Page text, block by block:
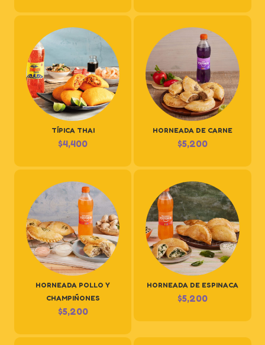
TÍPICA THAI
$4,400
HORNEADA DE CARNE
$5,200
HORNEADA POLLO Y
CHAMPIÑONES
$5,200
HORNEADA DE ESPINACA
$5,200